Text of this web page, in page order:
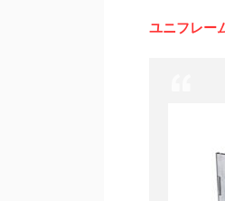
ユニフレー